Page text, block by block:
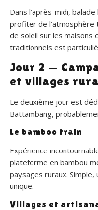
Dans l’après-midi,
profiter de l’atmosphère
de soleil sur les maisons
traditionnels est
Jour 2 —
et villages
Le deuxième jour est
Battambang,
Le bamboo train
Expérience
plateforme en bambou
paysages ruraux.
unique.
Villages et